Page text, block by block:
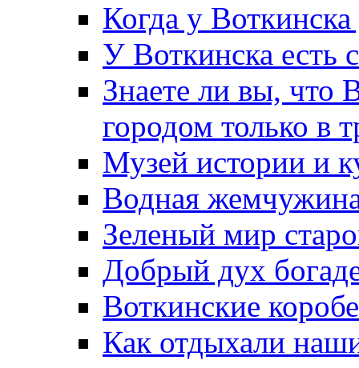
Когда у
У Воткинска есть
Знаете ли вы, что
городом только в
Музей истории и
Водная
Зеленый мир
Добрый дух
Воткинские
Как отдыхали